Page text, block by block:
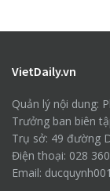
VietDaily.vn
Quản lý nội dung:
Trưởng ban biên
Trụ sở: 49 đường
Điện thoại: 028
Email: